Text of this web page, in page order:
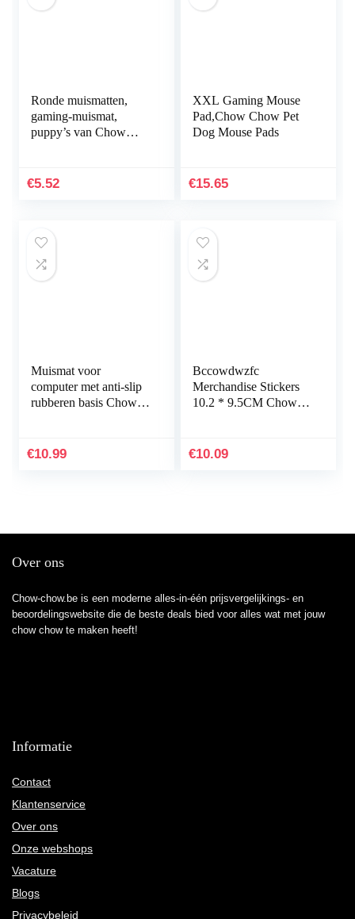
Ronde muismatten,
gaming-muismat,
puppy’s van Chow
€5.52
XXL Gaming Mouse
Pad,Chow Chow Pet
Dog Mouse Pads
€15.65
Muismat voor
computer met anti-slip
rubberen basis Chow
€10.99
Bccowdwzfc
Merchandise Stickers
10.2 * 9.5CM Chow
Decal Auto Decoratie,
€10.09
Over ons
Chow-chow.be is een moderne alles-in-één prijsvergelijkings- en
beoordelingswebsite die de beste deals bied voor alles wat met jouw
chow chow te maken heeft!
Informatie
Contact
Klantenservice
Over ons
Onze webshops
Vacature
Blogs
Privacybeleid